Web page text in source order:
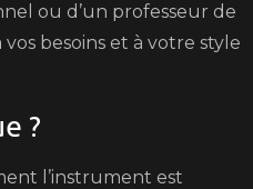
ou d’un professeur de
besoins et à votre style
?
l’instrument est